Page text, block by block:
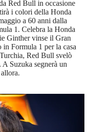
Red Bull in occasione
i colori della Honda
a 60 anni dalla
1. Celebra la Honda
Ginther vinse il Gran
in Formula 1 per la casa
Red Bull svelò
Suzuka segnerà un